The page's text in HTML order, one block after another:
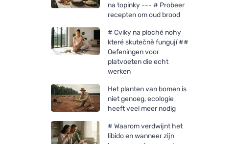
na topinky --- # Probeer
recepten om oud brood
# Cviky na ploché nohy
které skutečně fungují ##
Oefeningen voor
platvoeten die echt
werken
Het planten van bomen is
niet genoeg, ecologie
heeft veel meer nodig
# Waarom verdwijnt het
libido en wanneer zijn